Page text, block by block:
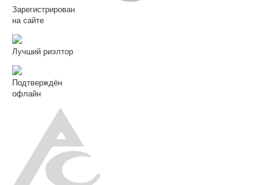
Зарегистрирован
на сайте
Лучший риэлтор
Подтверждён
офлайн